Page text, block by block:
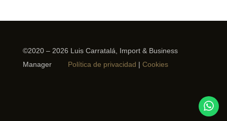
©2020 – 2026 Luis Carratalá, Import & Business
Manager
Política de privacidad | Cookies